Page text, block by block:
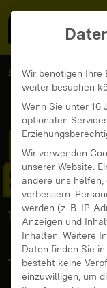
MedienFokus BW ...
Computerspiele an
Schule
und
Wir benötigen Ihre
weiter besuchen
Wenn Sie unter 16
optionalen
Wir verwenden
unserer Website.
andere uns helfen,
verbessern.
werden (z. B. IP-
Anzeigen und
Inhalten. Weitere
Daten finden Sie
besteht keine
einzuwilligen, um